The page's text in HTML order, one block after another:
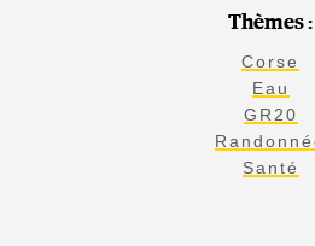
Thèmes :
Corse
Eau
GR20
Santé